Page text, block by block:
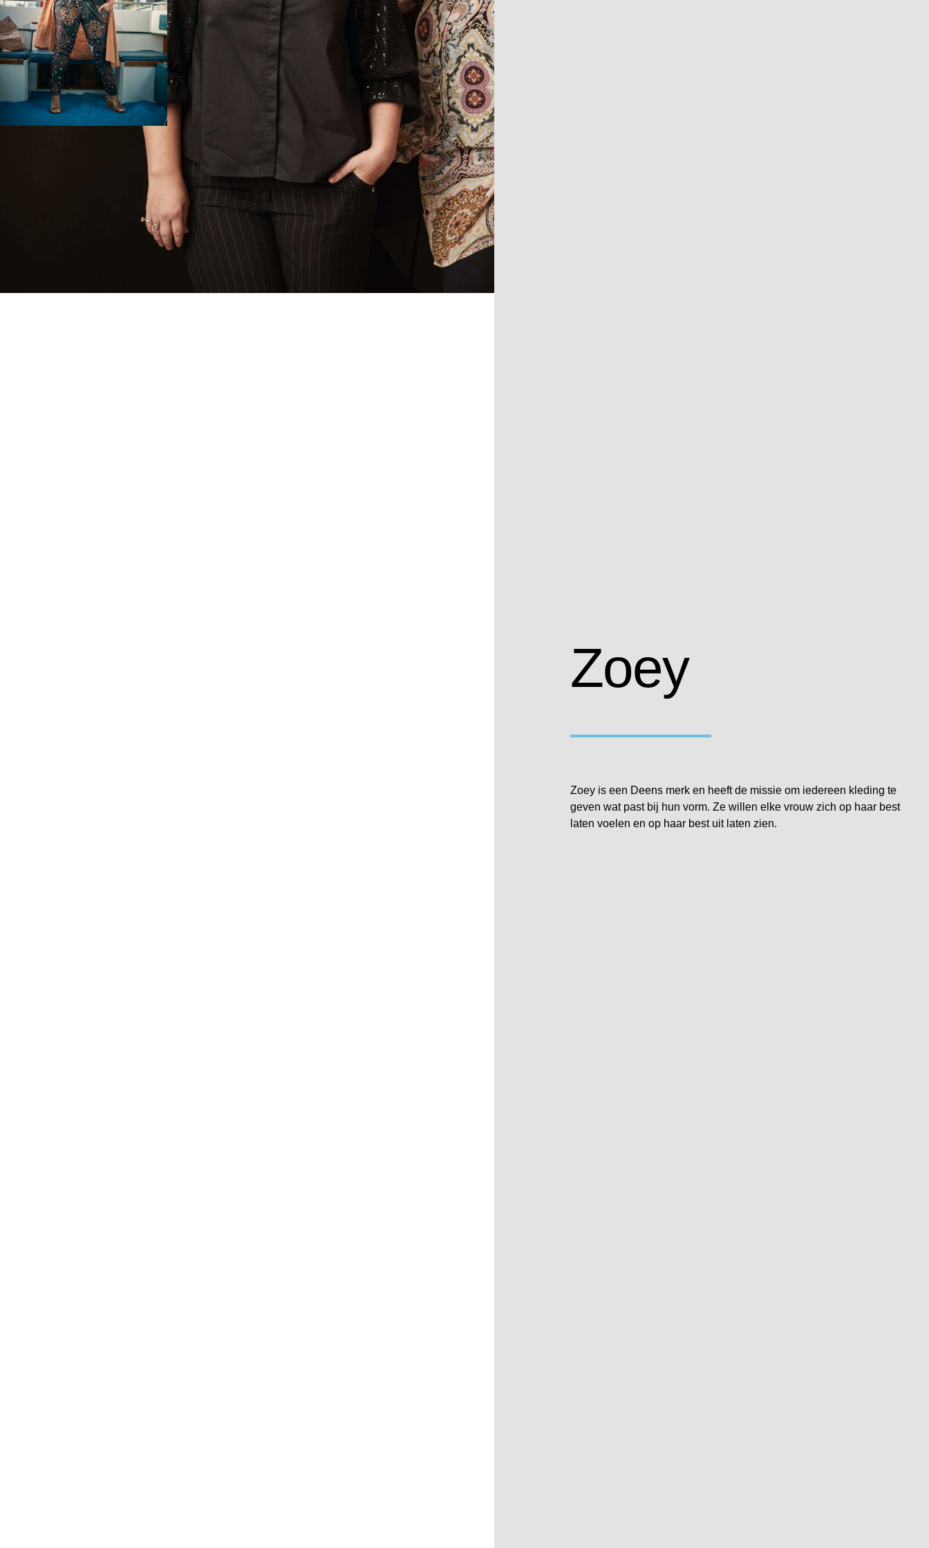
Zoey
Zoey is een Deens merk en heeft de missie om iedereen kleding te
geven wat past bij hun vorm. Ze willen elke vrouw zich op haar best
laten voelen en op haar best uit laten zien.